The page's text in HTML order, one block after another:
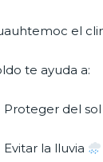
el
te ayuda a:
Proteger del sol
Evitar la lluvia